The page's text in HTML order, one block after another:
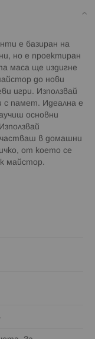
е базиран на
но е проектиран
маса ще издигне
до нови
игри. Използвай
с памет. Идеална е
основни
в домашни
от което се
майстор.